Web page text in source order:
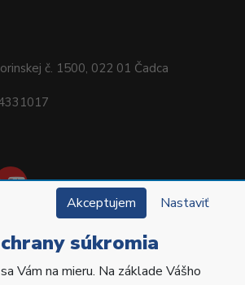
č. 1500, 022 01 Čadca
Hu-Fa Dental a.s. Všetky práva
Akceptujem Nastaviť
súkromia
Vám na mieru. Na základe Vášho